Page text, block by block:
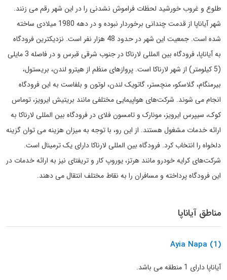
طلوع و غروب خورشید لحظات فراموش نشدنی را در این شهر رقم می زنند.
شهر آیاناپا از قدمت چندانی برخوردار نبوده و در دهه 1980 میلادی ساخته
شده است. جمعیت این شهر در حدود 48 هزار نفر است. نزدیکترین فرودگاه
به آیاناپا، فرودگاه بین المللی لارناکا در جنوب شرقی قبرس و در فاصله 3 مایلی
(5 کیلومتر) از شهر لارناکا است. پروازهای منظم از هیترو لندن، بریستول،
بیرمنگام، گلاسکو، منچستر، گاتویک لندن، لوتون و بلفاست به این فرودگاه
انجام می شوند. شرکت‌های هواپیمایی مختلفی مانند بریتیش ایرویز، توماس
کوک، سیپرس ایرویز، مونارک و تامسون فلای در فرودگاه بین المللی لارناکا به
ارائه خدمات مشغول هستند. از این رو، با توجه به میزان هزینه می توان گزینه
دلخواه را انتخاب کرد. فرودگاه بین المللی لارناکا دارای یک ترمینال است.
شرکت‌های کرایه خودرو مانند هرتز، یوروپ کار و تریفتای نیز به ارائه خدمات در
این فرودگاه پرداخته و مسافران را به نقاط مختلف انتقال می دهند.
مناطق آیاناپا
Ayia Napa (1)
آیاناپا دارای 1 منطقه می باشد.